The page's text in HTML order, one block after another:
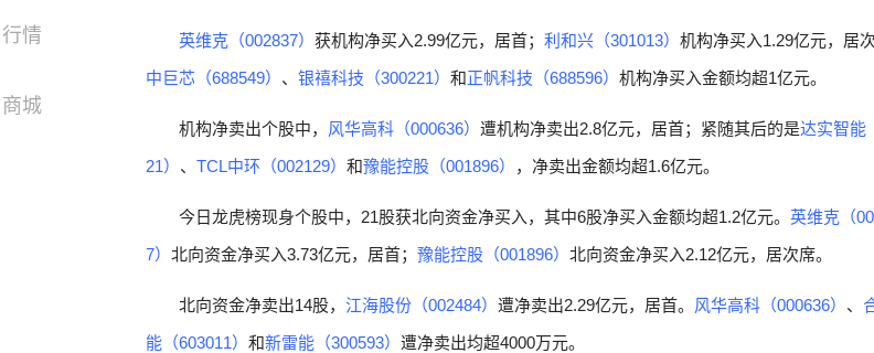
行情
商城
英维克（002837） 获机构净买入2.99亿元，居首； 利和兴（301013） 机构净买入1.29亿元，居次
中巨芯（688549） 、 银禧科技（300221） 和正帆科技（688596） 机构净买入金额均超1亿元。
机构净卖出个股中， 风华高科（000636） 遭机构净卖出2.8亿元，居首；紧随其后的是达实智能
21） 、 TCL中环（002129） 和豫能控股（001896） ，净卖出金额均超1.6亿元。
今日龙虎榜现身个股中，21股获北向资金净买入，其中6股净买入金额均超1.2亿元。 英维克（
7） 北向资金净买入3.73亿元，居首； 豫能控股（001896） 北向资金净买入2.12亿元，居次席。
北向资金净卖出14股， 江海股份（002484） 遭净卖出2.29亿元，居首。 风华高科（000636） 、
能（603011） 和新雷能（300593） 遭净卖出均超4000万元。